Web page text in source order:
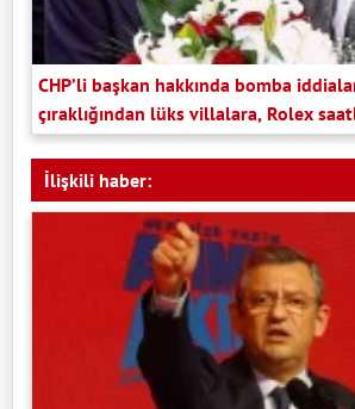
CHP’li başkan hakkında bomba
çıraklığından lüks villalara, Rolex
İlişkili haber: